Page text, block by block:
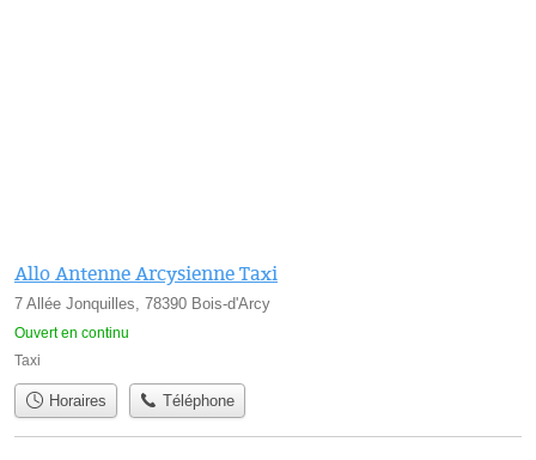
Allo Antenne Arcysienne Taxi
7 Allée Jonquilles, 78390 Bois-d'Arcy
Ouvert en continu
Taxi
Horaires Téléphone